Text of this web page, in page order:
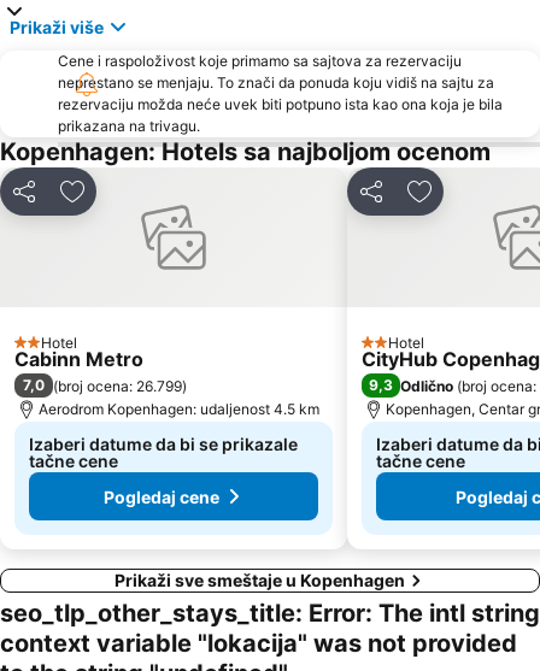
Prikaži više
Cene i raspoloživost koje primamo sa sajtova za rezervaciju
neprestano se menjaju. To znači da ponuda koju vidiš na sajtu za
rezervaciju možda neće uvek biti potpuno ista kao ona koja je bila
prikazana na trivagu.
Kopenhagen: Hotels sa najboljom ocenom
Deli Dodati u favorite
2 Zvezdice
Hotel
Cabinn Metro
7,0 (broj ocena: 26.799)
Aerodrom Kopenhagen: udaljenost 4.5 km
Izaberi datume da bi se prikazale
tačne cene
Pogledaj cene
Deli Dodati u
2 Zvezdice
Hotel
CityHub
9,3 Odlično (broj
Kopenhagen, Centar
Izaberi datume da
tačne cene
Pogledaj
Prikaži sve smeštaje u Kopenhagen
seo_tlp_other_stays_title: Error: The intl string
context variable "lokacija" was not provided